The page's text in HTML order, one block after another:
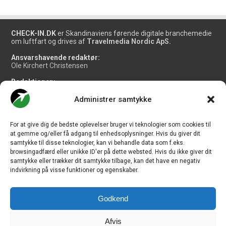
Administrer samtykke
For at give dig de bedste oplevelser bruger vi teknologier som cookies til
at gemme og/eller få adgang til enhedsoplysninger. Hvis du giver dit
samtykke til disse teknologier, kan vi behandle data som f.eks.
browsingadfærd eller unikke ID'er på dette websted. Hvis du ikke giver dit
samtykke eller trækker dit samtykke tilbage, kan det have en negativ
indvirkning på visse funktioner og egenskaber.
Godkend
Afvis
CHECK-IN.DK er Skandinaviens førende digitale branchemedie
om luftfart og drives af Travelmedia Nordic ApS.
Ansvarshavende redaktør:
Ole Kirchert Christensen
Redaktionen:
Christian Granhøj Skouboe
Henrik Baumgarten
Danny Longhi Andreasen
Salg og jobannoncer:
salg@travelmedianordic.com
Vi tager ansvar for indholdet og er tilmeldt